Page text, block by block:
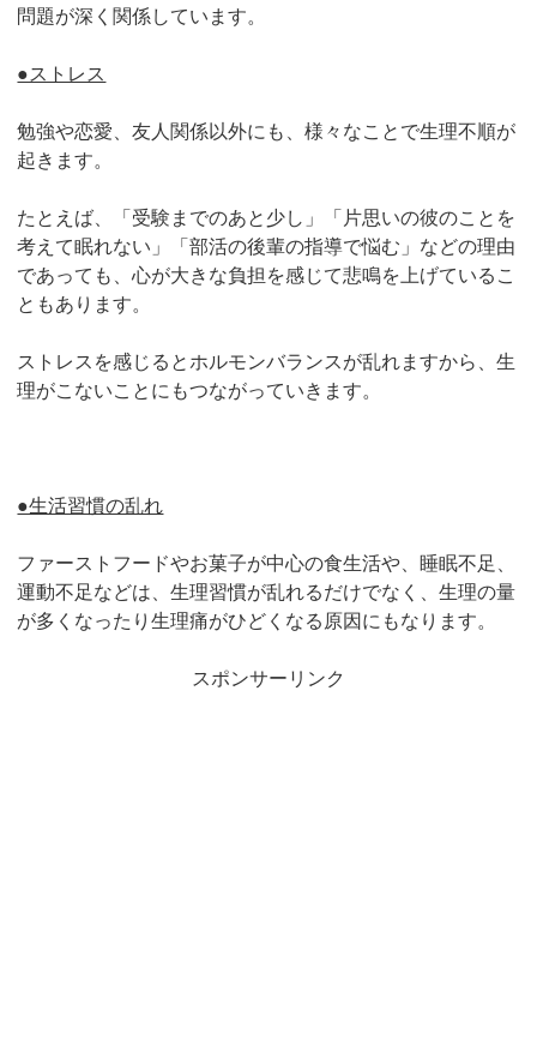
問題が深く関係しています。
●ストレス
勉強や恋愛、友人関係以外にも、様々なことで生理不順が
起きます。
たとえば、「受験までのあと少し」「片思いの彼のことを
考えて眠れない」「部活の後輩の指導で悩む」などの理由
であっても、心が大きな負担を感じて悲鳴を上げているこ
ともあります。
ストレスを感じるとホルモンバランスが乱れますから、生
理がこないことにもつながっていきます。
●生活習慣の乱れ
ファーストフードやお菓子が中心の食生活や、睡眠不足、
運動不足などは、生理習慣が乱れるだけでなく、生理の量
が多くなったり生理痛がひどくなる原因にもなります。
スポンサーリンク